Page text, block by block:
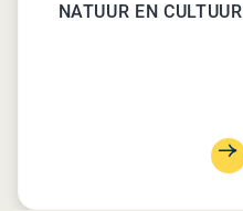
NATUUR EN CULTUUR